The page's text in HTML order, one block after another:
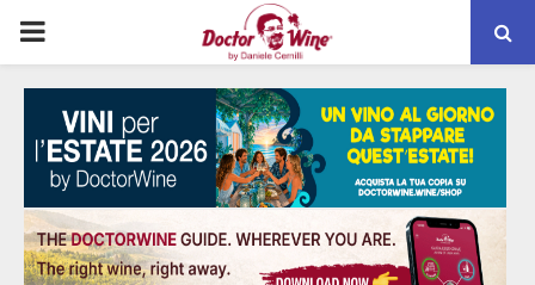
PRIMARY
MENU